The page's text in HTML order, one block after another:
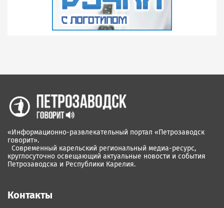
«Информационно-развлекательный портал «Петрозаводск
говорит».
Современный карельский региональный медиа-ресурс,
круглосуточно освещающий актуальные новости и события
Петрозаводска и Республики Карелия.
Контакты